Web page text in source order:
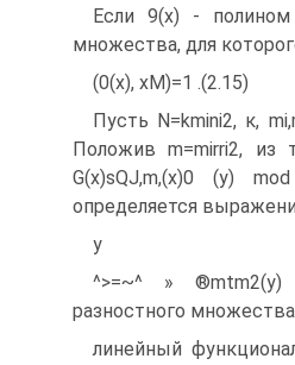
Если 9(х) - полином
множества, для
(0(х), хМ)=1 .(2.15)
Пусть N=kmini2, к,
Положив m=mirri2, из
G(x)sQJ,m,(x)0 (у)
определяется
у
^>=~^ »
разностного
линейный